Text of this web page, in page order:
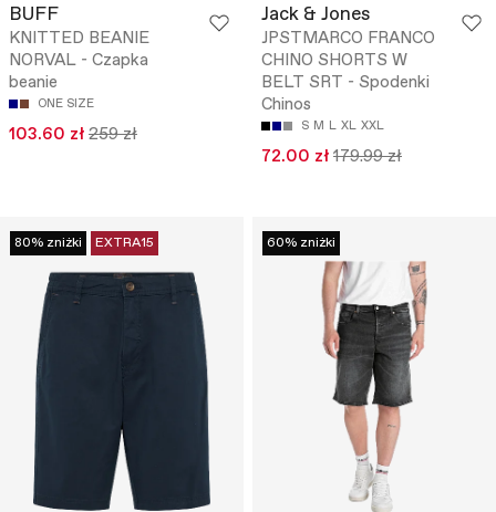
BUFF
KNITTED BEANIE
NORVAL - Czapka
beanie
ONE SIZE
103.60 zł 259 zł
Jack & Jones
JPSTMARCO FRANCO
CHINO SHORTS W
BELT SRT - Spodenki
Chinos
S M L XL XXL
72.00 zł 179.99 zł
80% zniżki EXTRA15 60% zniżki